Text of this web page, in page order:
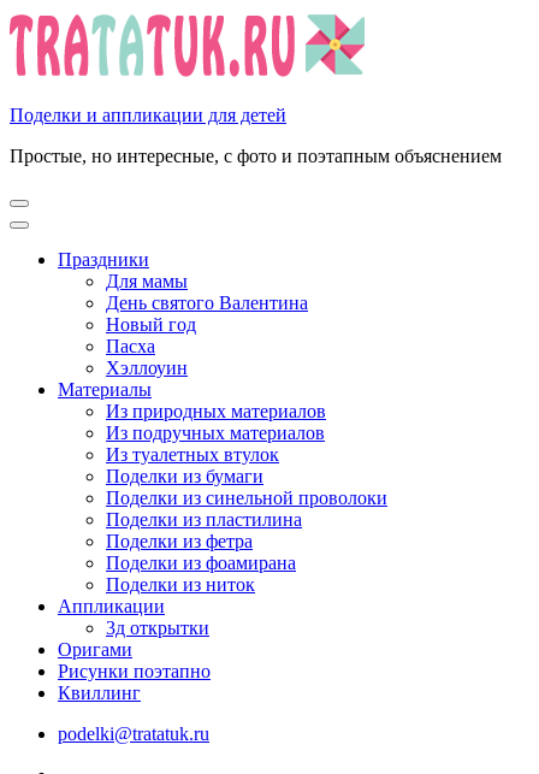
Перейти
к
содержимому
Enter)
Поделки и аппликации для детей
Простые, но интересные, с фото и поэтапным объяснением
Праздники
Для мамы
День святого Валентина
Новый год
Пасха
Хэллоуин
Материалы
Из природных материалов
Из подручных материалов
Из туалетных втулок
Поделки из бумаги
Поделки из синельной проволоки
Поделки из пластилина
Поделки из фетра
Поделки из фоамирана
Поделки из ниток
Аппликации
3д открытки
Оригами
Рисунки поэтапно
Квиллинг
podelki@tratatuk.ru